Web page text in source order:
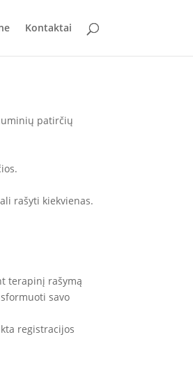
Kontaktai
patirčių
rašyti kiekvienas.
terapinį rašymą
savo
registracijos